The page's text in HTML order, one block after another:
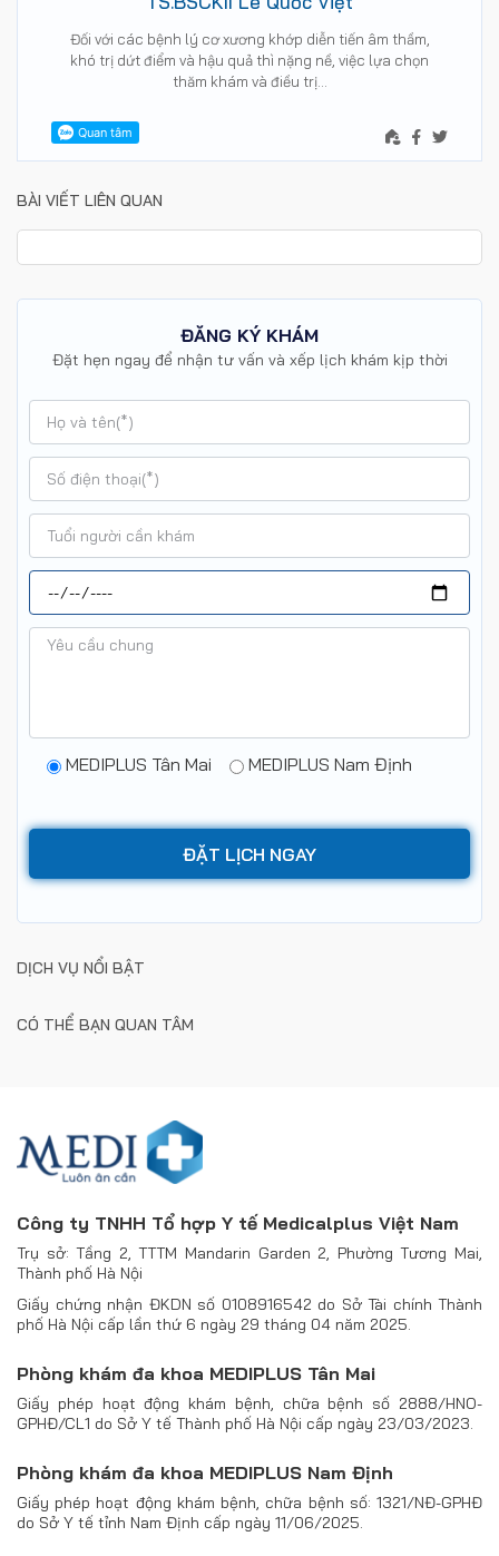
Đối với các bệnh lý cơ xương khớp diễn tiến âm thầm,
khó trị dứt điểm và hậu quả thì nặng nề, việc lựa chọn
thăm khám và điều trị…
BÀI VIẾT LIÊN QUAN
ĐĂNG KÝ KHÁM
Đặt hẹn ngay để nhận tư vấn và xếp lịch khám kịp thời
MEDIPLUS Tân Mai MEDIPLUS Nam Định
DỊCH VỤ NỔI BẬT
CÓ THỂ BẠN QUAN TÂM
Công ty TNHH Tổ hợp Y tế Medicalplus Việt Nam
Trụ sở: Tầng 2, TTTM Mandarin Garden 2, Phường Tương Mai,
Thành phố Hà Nội
Giấy chứng nhận ĐKDN số 0108916542 do Sở Tài chính Thành
phố Hà Nội cấp lần thứ 6 ngày 29 tháng 04 năm 2025.
Phòng khám đa khoa MEDIPLUS Tân Mai
Giấy phép hoạt động khám bệnh, chữa bệnh số 2888/HNO-
GPHĐ/CL1 do Sở Y tế Thành phố Hà Nội cấp ngày 23/03/2023.
Phòng khám đa khoa MEDIPLUS Nam Định
Giấy phép hoạt động khám bệnh, chữa bệnh số: 1321/NĐ-GPHĐ
do Sở Y tế tỉnh Nam Định cấp ngày 11/06/2025.